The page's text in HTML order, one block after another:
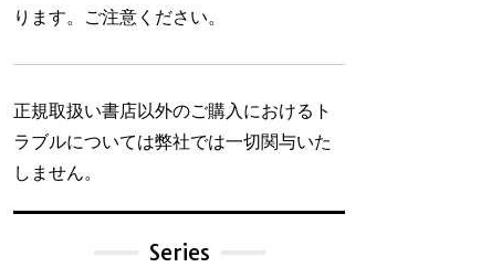
ります。ご注意ください。
正規取扱い書店以外のご購入におけるト
ラブルについては弊社では一切関与いた
しません。
Series